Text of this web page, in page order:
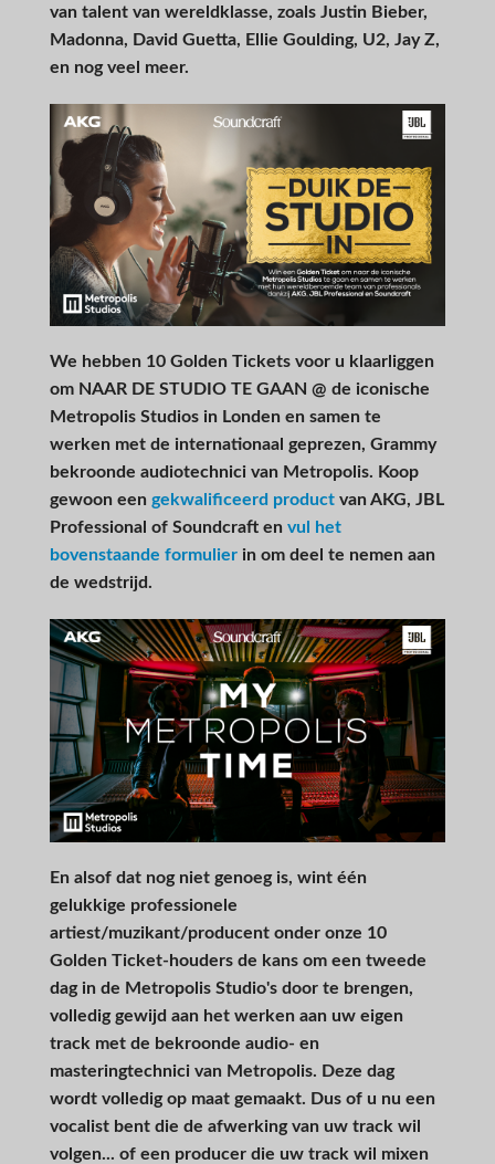
van talent van wereldklasse, zoals Justin Bieber,
Madonna, David Guetta, Ellie Goulding, U2, Jay Z,
en nog veel meer.
We hebben 10 Golden Tickets voor u klaarliggen
om NAAR DE STUDIO TE GAAN @ de iconische
Metropolis Studios in Londen en samen te
werken met de internationaal geprezen, Grammy
bekroonde audiotechnici van Metropolis. Koop
gewoon een gekwalificeerd productvan AKG, JBL
Professional of Soundcraft en vul het
bovenstaande formulierin om deel te nemen aan
de wedstrijd.
En alsof dat nog niet genoeg is, wint één
gelukkige professionele
artiest/muzikant/producent onder onze 10
Golden Ticket-houders de kans om een tweede
dag in de Metropolis Studio's door te brengen,
volledig gewijd aan het werken aan uw eigen
track met de bekroonde audio- en
masteringtechnici van Metropolis. Deze dag
wordt volledig op maat gemaakt. Dus of u nu een
vocalist bent die de afwerking van uw track wil
volgen... of een producer die uw track wil mixen